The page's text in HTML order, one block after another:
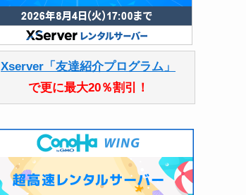
Xserver「友達紹介プログラム」
で更に最大20％割引！